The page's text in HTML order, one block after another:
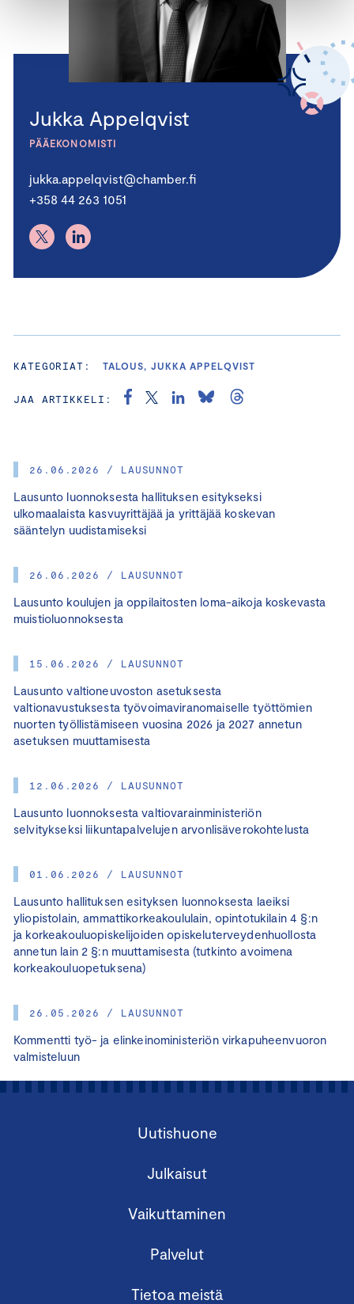
26.06.2026 / LAUSUNNOT
Lausunto luonnoksesta hallituksen esitykseksi
ulkomaalaista kasvuyrittäjää ja yrittäjää koskevan
sääntelyn uudistamiseksi
26.06.2026 / LAUSUNNOT
Lausunto koulujen ja oppilaitosten loma-aikoja koskevasta
muistioluonnoksesta
15.06.2026 / LAUSUNNOT
Lausunto valtioneuvoston asetuksesta
valtionavustuksesta työvoimaviranomaiselle työttömien
nuorten työllistämiseen vuosina 2026 ja 2027 annetun
asetuksen muuttamisesta
12.06.2026 / LAUSUNNOT
Lausunto luonnoksesta valtiovarainministeriön
selvitykseksi liikuntapalvelujen arvonlisäverokohtelusta
01.06.2026 / LAUSUNNOT
Lausunto hallituksen esityksen luonnoksesta laeiksi
yliopistolain, ammattikorkeakoululain, opintotukilain 4 §:n
ja korkeakouluopiskelijoiden opiskeluterveydenhuollosta
annetun lain 2 §:n muuttamisesta (tutkinto avoimena
korkeakouluopetuksena)
26.05.2026 / LAUSUNNOT
Kommentti työ- ja elinkeinoministeriön virkapuheenvuoron
valmisteluun
Jukka Appelqvist
PÄÄEKONOMISTI
jukka.appelqvist@chamber.fi
+358 44 263 1051
KATEGORIAT: TALOUS, JUKKA APPELQVIST
JAA ARTIKKELI:
Uutishuone
Julkaisut
Vaikuttaminen
Palvelut
Tietoa meistä